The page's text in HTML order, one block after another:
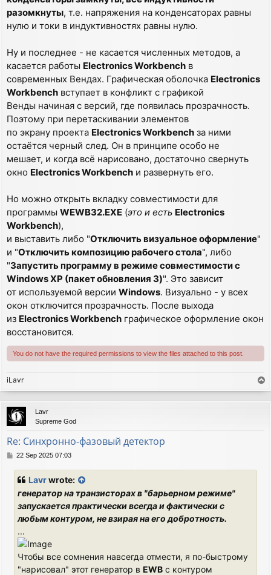
разомкнуты, т.е. напряжения на конденсаторах равны
нулю и токи в индуктивностях равны нулю.
Ну и последнее - не касается численных методов, а
касается работы Electronics Workbench в
современных Вендах. Графическая оболочка Electronics
Workbench вступает в конфликт с графикой
Венды начиная с версий, где появилась прозрачность.
Поэтому при перетаскивании элементов
по экрану проекта Electronics Workbench за ними
остаётся черный след. Он в принципе особо не
мешает, и когда всё нарисовано, достаточно свернуть
окно Electronics Workbench и развернуть его.
Но можно открыть вкладку совместимости для
программы WEWB32.EXE (это и есть Electronics
Workbench),
и выставить либо "Отключить визуальное оформление"
и "Отключить композицию рабочего стола", либо
"Запустить программу в режиме совместимости с
Windows XP (пакет обновления 3)". Это зависит
от используемой версии Windows. Визуально - у всех
окон отключится прозрачность. После выхода
из Electronics Workbench графическое оформление окон
восстановится.
You do not have the required permissions to view the files attached to this post.
iLavr
o
p
Lavr
Supreme God
Re: Синхронно-фазовый детектор
P22 Sep 2025 07:03
Lavrwrote:
генератор на транзисторах в "барьерном режиме"
запускается практически всегда и фактически с
любым контуром, не взирая на его добротность.
...
Чтобы все сомнения навсегда отмести, я по-быстрому
"нарисовал" этот генератор в EWB с контуром